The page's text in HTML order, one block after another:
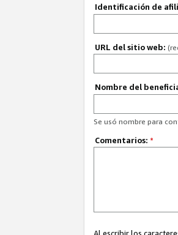
Identificación de
URL del sitio web:
Nombre del
Se usó nombre para
Comentarios: *